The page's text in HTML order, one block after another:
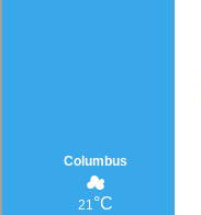
Columbus
☁
21°C